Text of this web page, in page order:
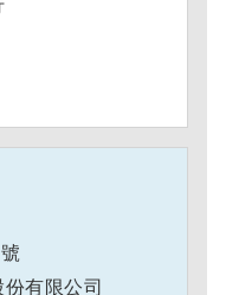
有限公司